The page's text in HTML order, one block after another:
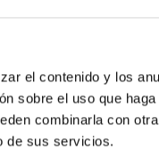
el contenido y los
sobre el uso que
combinarla con
de sus servicios.